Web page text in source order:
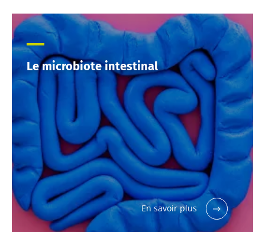
Le microbiote intestinal
En savoir plus
Ne partez pas si vite !
Rejoignez la communauté du microbiote et
recevez une fois par mois "The Essential"
pour rester au courant des dernières
actualités sur le microbiote.